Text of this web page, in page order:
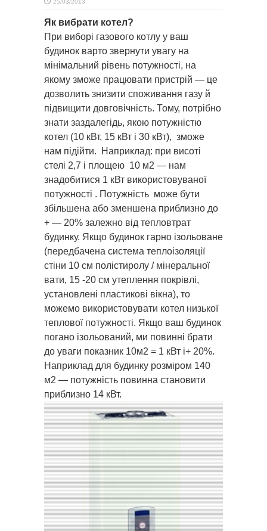
25/03/2013
Як вибрати котел?
При виборі газового котлу у ваш
будинок варто звернути увагу на
мінімальний рівень потужності, на
якому зможе працювати пристрій — це
дозволить знизити споживання газу й
підвищити довговічність. Тому, потрібно
знати заздалегідь, якою потужністю
котел (10 кВт, 15 кВт і 30 кВт), зможе
нам підійти. Наприклад: при висоті
стелі 2,7 і площею 10 м2 — нам
знадобитися 1 кВт використовуваної
потужності . Потужність може бути
збільшена або зменшена приблизно до
+ — 20% залежно від тепловтрат
будинку. Якщо будинок гарно ізольоване
(передбачена система теплоізоляції
стіни 10 см полістиролу / мінеральної
вати, 15 -20 см утеплення покрівлі,
установлені пластикові вікна), то
можемо використовувати котел низької
теплової потужності. Якщо ваш будинок
погано ізольований, ми повинні брати
до уваги показник 10м2 = 1 кВт і+ 20%.
Наприклад для будинку розміром 140
м2 — потужність повинна становити
приблизно 14 кВт.